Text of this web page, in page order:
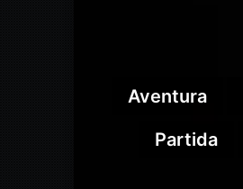
Aventura
Partida